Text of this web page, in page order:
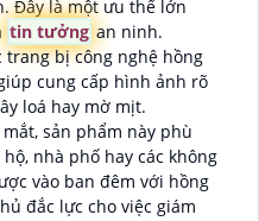
Đây là một ưu thế lớn
tin tưởng an ninh.
trang bị công nghệ hồng
cung cấp hình ảnh rõ
loá hay mờ mịt.
sản phẩm này phù
nhà phố hay các không
vào ban đêm với hồng
đắc lực cho việc giám